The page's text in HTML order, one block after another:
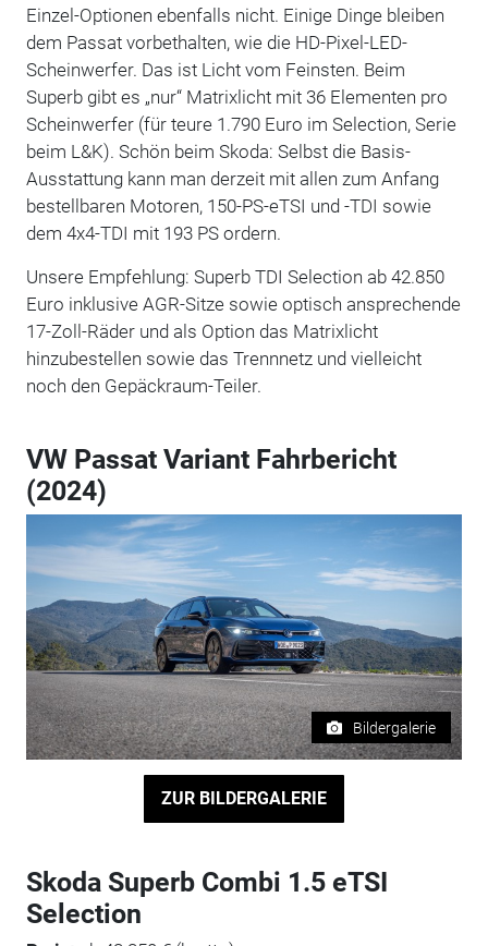
Einzel-Optionen ebenfalls nicht. Einige Dinge bleiben
dem Passat vorbethalten, wie die HD-Pixel-LED-
Scheinwerfer. Das ist Licht vom Feinsten. Beim
Superb gibt es „nur“ Matrixlicht mit 36 Elementen pro
Scheinwerfer (für teure 1.790 Euro im Selection, Serie
beim L&K). Schön beim Skoda: Selbst die Basis-
Ausstattung kann man derzeit mit allen zum Anfang
bestellbaren Motoren, 150-PS-eTSI und -TDI sowie
dem 4x4-TDI mit 193 PS ordern.
Unsere Empfehlung: Superb TDI Selection ab 42.850
Euro inklusive AGR-Sitze sowie optisch ansprechende
17-Zoll-Räder und als Option das Matrixlicht
hinzubestellen sowie das Trennnetz und vielleicht
noch den Gepäckraum-Teiler.
VW Passat Variant Fahrbericht
(2024)
Bildergalerie
ZUR BILDERGALERIE
Skoda Superb Combi 1.5 eTSI
Selection